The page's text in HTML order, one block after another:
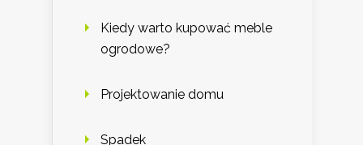
Kiedy warto kupować meble
ogrodowe?
Projektowanie domu
Spadek